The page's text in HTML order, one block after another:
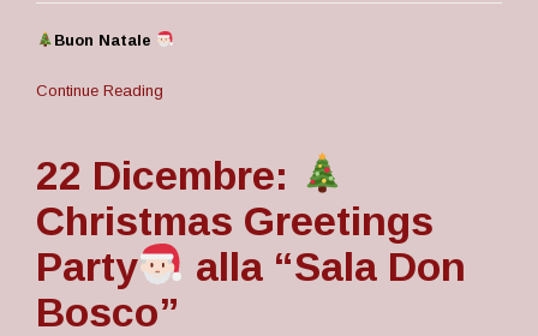
Buon Natale
Continue Reading
22 Dicembre:
Christmas Greetings
Party
alla “Sala Don
Bosco”